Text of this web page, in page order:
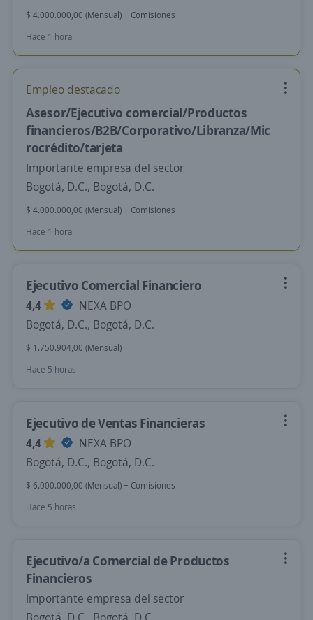
$ 4.000.000,00 (Mensual) + Comisiones
Hace 1 hora
Empleo destacado
Asesor/Ejecutivo comercial/Productos
financieros/B2B/Corporativo/Libranza/Mic
rocrédito/tarjeta
Importante empresa del sector
Bogotá, D.C., Bogotá, D.C.
$ 4.000.000,00 (Mensual) + Comisiones
Hace 1 hora
Ejecutivo Comercial Financiero
4,4
NEXA BPO
Bogotá, D.C., Bogotá, D.C.
$ 1.750.904,00 (Mensual)
Hace 5 horas
Ejecutivo de Ventas Financieras
4,4
NEXA BPO
Bogotá, D.C., Bogotá, D.C.
$ 6.000.000,00 (Mensual) + Comisiones
Hace 5 horas
Ejecutivo/a Comercial de Productos
Financieros
Importante empresa del sector